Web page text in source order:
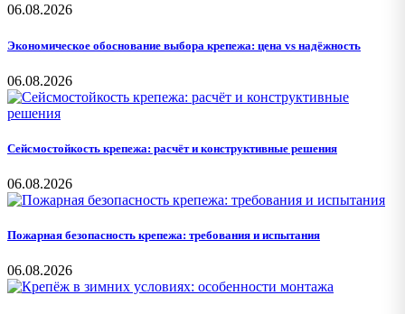
06.08.2026
Экономическое обоснование выбора крепежа: цена vs надёжность
06.08.2026
Сейсмостойкость крепежа: расчёт и конструктивные решения
06.08.2026
Пожарная безопасность крепежа: требования и испытания
06.08.2026